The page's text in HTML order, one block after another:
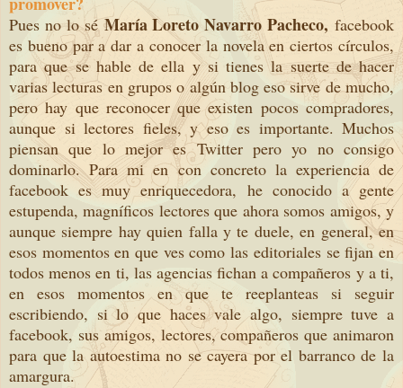
Pues no lo séMaría Loreto Navarro Pacheco, facebook
es bueno par a dar a conocer la novela en ciertos círculos,
para que se hable de ella y si tienes la suerte de hacer
varias lecturas en grupos o algún blog eso sirve de mucho,
pero hay que reconocer que existen pocos compradores,
aunque si lectores fieles, y eso es importante. Muchos
piensan que lo mejor es Twitter pero yo no consigo
dominarlo. Para mi en con concreto la experiencia de
facebook es muy enriquecedora, he conocido a gente
estupenda, magníficos lectores que ahora somos amigos, y
aunque siempre hay quien falla y te duele, en general, en
esos momentos en que ves como las editoriales se fijan en
todos menos en ti, las agencias fichan a compañeros y a ti,
en esos momentos en que te reeplanteas si seguir
escribiendo, si lo que haces vale algo, siempre tuve a
facebook, sus amigos, lectores, compañeros que animaron
para que la autoestima no se cayera por el barranco de la
amargura.